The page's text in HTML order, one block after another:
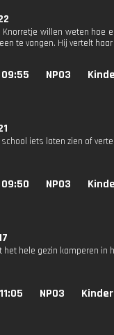
Knorretje willen weten hoe
te vangen. Hij vertelt
NPO3
iets laten zien of
NPO3
het hele gezin kamperen in
NPO3